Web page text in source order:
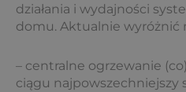
działania i wydajności
domu. Aktualnie wyróżnić
– centralne ogrzewanie
ciągu najpowszechniejszy